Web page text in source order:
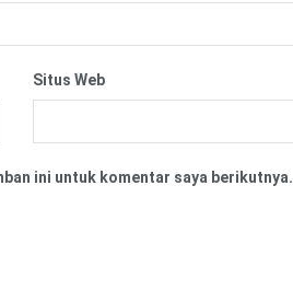
Situs Web
ini untuk komentar saya berikutnya.